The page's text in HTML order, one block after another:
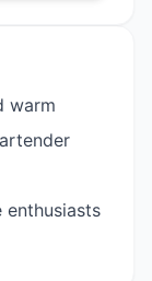
warm